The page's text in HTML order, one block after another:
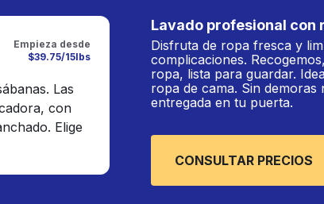
Empieza desde
$39.75/15lbs
Las
con
Elige
Lavado profesional con
Disfruta de ropa fresca y
complicaciones.
ropa, lista para guardar.
ropa de cama. Sin
entregada en tu puerta.
CONSULTAR PRECIOS